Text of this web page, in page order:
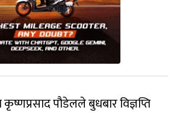
पौडेलले बुधबार विज्ञप्ति